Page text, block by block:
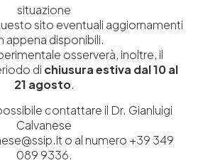
News Newsletter
situazione
sito eventuali aggiornamenti
appena disponibili.
osserverà, inoltre, il
di chiusura estiva dal 10 al
21 agosto.
contattare il Dr. Gianluigi
Calvanese
o al numero +39 349
089 9336.